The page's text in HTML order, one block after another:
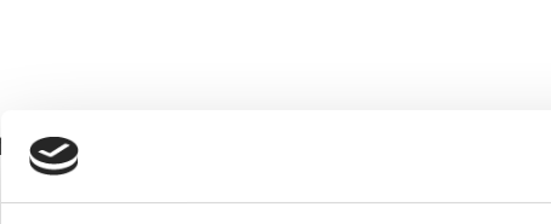
konsul for Bhutan i København